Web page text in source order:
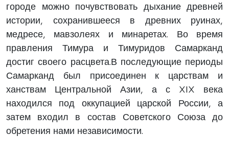
городе можно почувствовать дыхание древней
истории, сохранившееся в древних руинах,
медресе, мавзолеях и минаретах. Во время
правления Тимура и Тимуридов Самарканд
достиг своего расцвета.В последующие периоды
Самарканд был присоединен к царствам и
ханствам Центральной Азии, а с XIX века
находился под оккупацией царской России, а
затем входил в состав Советского Союза до
обретения нами независимости.